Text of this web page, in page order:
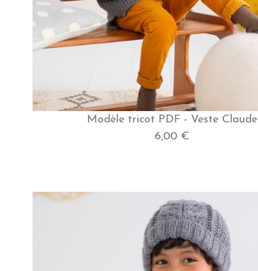
Modèle tricot PDF - Veste Claude
6,00 €